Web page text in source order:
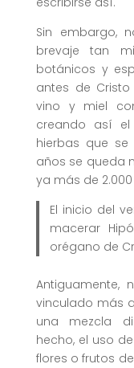
Sin embargo,
brevaje tan
botánicos y
antes de
vino y miel
creando así
hierbas que se
años se queda
ya más de
El inicio del
macerar
orégano de
vinculado más
una mezcla
hecho, el uso
flores o frutos